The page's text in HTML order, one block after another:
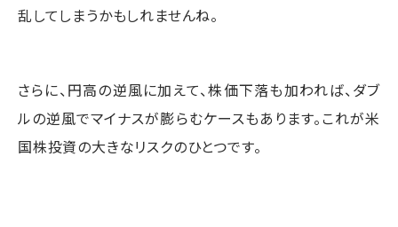
乱してしまうかもしれませんね。
さらに、円高の逆風に加えて、株価下落も加われば、ダブ
ルの逆風でマイナスが膨らむケースもあります。これが米
国株投資の大きなリスクのひとつです。